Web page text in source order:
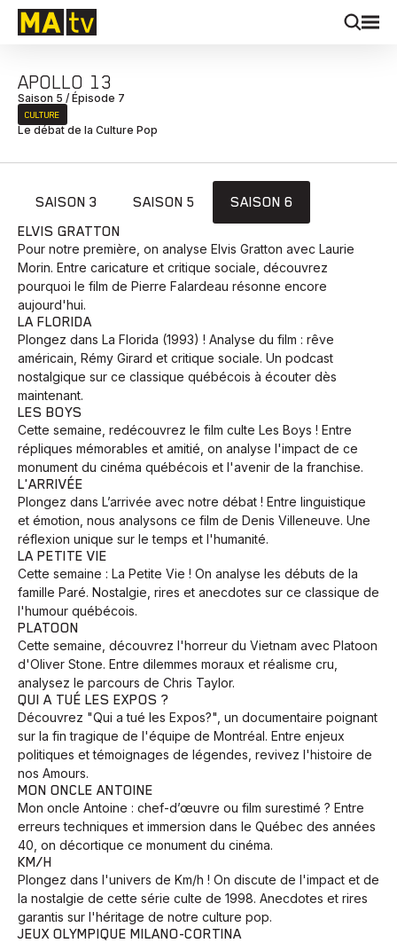
APOLLO 13
Saison 5 / Épisode 7
CULTURE
Le débat de la Culture Pop
SAISON 3 SAISON 5
SAISON 6
ELVIS GRATTON
Pour notre première, on analyse Elvis Gratton avec Laurie
Morin. Entre caricature et critique sociale, découvrez
pourquoi le film de Pierre Falardeau résonne encore
aujourd'hui.
LA FLORIDA
Plongez dans La Florida (1993) ! Analyse du film : rêve
américain, Rémy Girard et critique sociale. Un podcast
nostalgique sur ce classique québécois à écouter dès
maintenant.
LES BOYS
Cette semaine, redécouvrez le film culte Les Boys ! Entre
répliques mémorables et amitié, on analyse l'impact de ce
monument du cinéma québécois et l'avenir de la franchise.
L'ARRIVÉE
Plongez dans L’arrivée avec notre débat ! Entre linguistique
et émotion, nous analysons ce film de Denis Villeneuve. Une
réflexion unique sur le temps et l'humanité.
LA PETITE VIE
Cette semaine : La Petite Vie ! On analyse les débuts de la
famille Paré. Nostalgie, rires et anecdotes sur ce classique de
l'humour québécois.
PLATOON
Cette semaine, découvrez l'horreur du Vietnam avec Platoon
d'Oliver Stone. Entre dilemmes moraux et réalisme cru,
analysez le parcours de Chris Taylor.
QUI A TUÉ LES EXPOS ?
Découvrez "Qui a tué les Expos?", un documentaire poignant
sur la fin tragique de l'équipe de Montréal. Entre enjeux
politiques et témoignages de légendes, revivez l'histoire de
nos Amours.
MON ONCLE ANTOINE
Mon oncle Antoine : chef-d’œuvre ou film surestimé ? Entre
erreurs techniques et immersion dans le Québec des années
40, on décortique ce monument du cinéma.
KM/H
Plongez dans l'univers de Km/h ! On discute de l'impact et de
la nostalgie de cette série culte de 1998. Anecdotes et rires
garantis sur l'héritage de notre culture pop.
JEUX OLYMPIQUE MILANO-CORTINA